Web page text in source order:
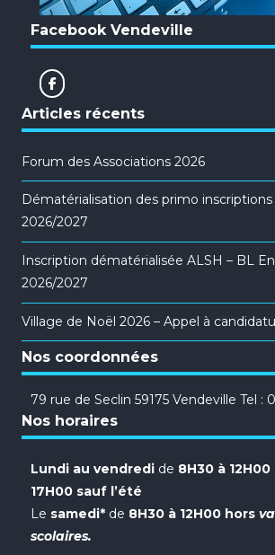
Facebook Vendeville
Articles récents
Forum des Associations 2026
Dématérialisation des primo
2026/2027
Inscription dématérialisée ALSH – BL
2026/2027
Village de Noël 2026 – Appel à
Nos coordonnées
79 rue de Seclin 59175 Vendeville Tel :
Nos horaires
Lundi au vendredi de 8H30 à 12H00
17H00 sauf l’été
Le samedi* de 8H30 à 12H00 hors
scolaires.